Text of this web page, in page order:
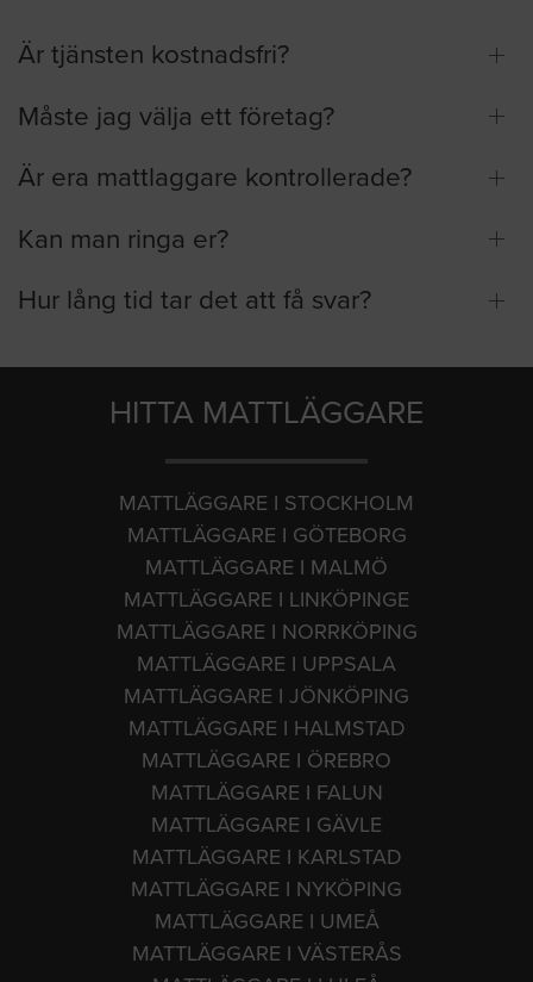
Är tjänsten kostnadsfri?
Måste jag välja ett företag?
Är era mattlaggare kontrollerade?
Kan man ringa er?
Hur lång tid tar det att få svar?
HITTA MATTLÄGGARE
MATTLÄGGARE I STOCKHOLM
MATTLÄGGARE I GÖTEBORG
MATTLÄGGARE I MALMÖ
MATTLÄGGARE I LINKÖPINGE
MATTLÄGGARE I NORRKÖPING
MATTLÄGGARE I UPPSALA
MATTLÄGGARE I JÖNKÖPING
MATTLÄGGARE I HALMSTAD
MATTLÄGGARE I ÖREBRO
MATTLÄGGARE I FALUN
MATTLÄGGARE I GÄVLE
MATTLÄGGARE I KARLSTAD
MATTLÄGGARE I NYKÖPING
MATTLÄGGARE I UMEÅ
MATTLÄGGARE I VÄSTERÅS